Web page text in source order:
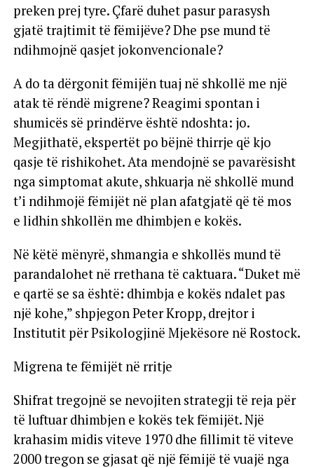
preken prej tyre. Çfarë duhet pasur parasysh
gjatë trajtimit të fëmijëve? Dhe pse mund të
ndihmojnë qasjet jokonvencionale?
A do ta dërgonit fëmijën tuaj në shkollë me një
atak të rëndë migrene? Reagimi spontan i
shumicës së prindërve është ndoshta: jo.
Megjithatë, ekspertët po bëjnë thirrje që kjo
qasje të rishikohet. Ata mendojnë se pavarësisht
nga simptomat akute, shkuarja në shkollë mund
t’i ndihmojë fëmijët në plan afatgjatë që të mos
e lidhin shkollën me dhimbjen e kokës.
Në këtë mënyrë, shmangia e shkollës mund të
parandalohet në rrethana të caktuara. “Duket më
e qartë se sa është: dhimbja e kokës ndalet pas
një kohe,” shpjegon Peter Kropp, drejtor i
Institutit për Psikologjinë Mjekësore në Rostock.
Migrena te fëmijët në rritje
Shifrat tregojnë se nevojiten strategji të reja për
të luftuar dhimbjen e kokës tek fëmijët. Një
krahasim midis viteve 1970 dhe fillimit të viteve
2000 tregon se gjasat që një fëmijë të vuajë nga